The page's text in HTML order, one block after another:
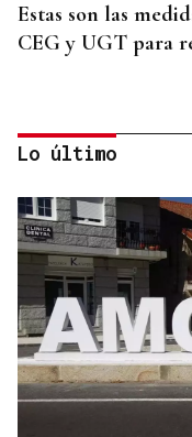
Estas son las
CEG y UGT para
DIÁLOGO SOCIAL
La Xunta,
Lo último